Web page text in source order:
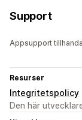
Support
Appsupport
Resurser
Integritetspolicy
Den här